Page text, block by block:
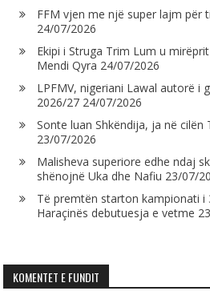
FFM vjen me një super lajm për
24/07/2026
Ekipi i Struga Trim Lum u
Mendi Qyra 24/07/2026
LPFMV, nigeriani Lawal autorë i
2026/27 24/07/2026
Sonte luan Shkëndija, ja në cilën
23/07/2026
Malisheva superiore edhe ndaj
shënojnë Uka dhe Nafiu 23/07/
Të premtën starton kampionati i
Haraçinës debutuesja e vetme
KOMENTET E FUNDIT